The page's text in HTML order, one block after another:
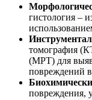
гистология –
томография
(МРТ) для
повреждений
повреждения,